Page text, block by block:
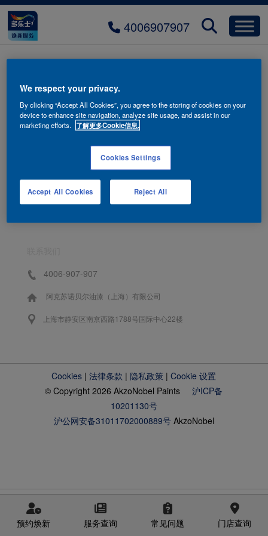
4006907907
多乐士泊真系列墙面漆环保认可
全新升级
4006-907-907
阿克苏诺贝尔油漆（上海）有限公司
上海市静安区南京西路1788号国际中心22楼
Cookies |法律条款 |隐私政策 |Cookie 设置
© Copyright 2026 AkzoNobel Paints沪ICP备
10201130号
沪公网安备31011702000889号 AkzoNobel
预约焕新 服务查询 常见问题 门店查询
We respect your privacy.
By clicking “Accept All Cookies”, you agree to the storing of cookies on your
device to enhance site navigation, analyze site usage, and assist in our
marketing efforts. 了解更多Cookie信息.
Cookies Settings
Reject All
Accept All Cookies